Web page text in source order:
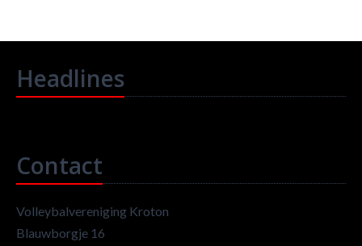
Headlines
Contact
Volleybalvereniging Kroton
Blauwborgje 16